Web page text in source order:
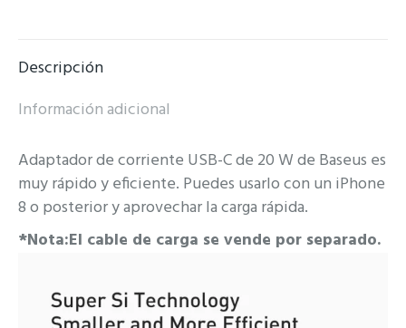
Descripción
Información adicional
Adaptador de corriente USB-C de 20 W de Baseus es
muy rápido y eficiente. Puedes usarlo con un iPhone
8 o posterior y aprovechar la carga rápida.
*Nota:El cable de carga se vende por separado.